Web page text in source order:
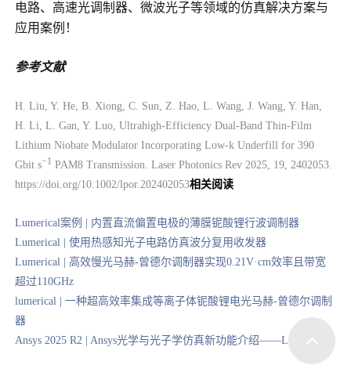
电路、高速光调制器、微波光子等领域的仿真解决方案与
应用案例！
参考文献
H. Liu, Y. He, B. Xiong, C. Sun, Z. Hao, L. Wang, J. Wang, Y. Han,
H. Li, L. Gan, Y. Luo, Ultrahigh-Efficiency Dual-Band Thin-Film
Lithium Niobate Modulator Incorporating Low-k Underfill for 390
Gbit s−1 PAM8 Transmission. Laser Photonics Rev2025, 19, 2402053.
https://doi.org/10.1002/lpor.202402053相关阅读
Lumerical案例 | 内置直流偏置电极的薄膜铌酸锂行波调制器
Lumerical | 使用热感知光子电路仿真波分复用收发器
Lumerical | 高效慢光马赫-曾德尔调制器实现0.21V·cm效率且带宽
超过110GHz
lumerical | 一种超高效率集成等离子体铌酸锂电光马赫-曾德尔调制
器
Ansys 2025 R2 | Ansys光学与光子学仿真新功能介绍——Lumerical